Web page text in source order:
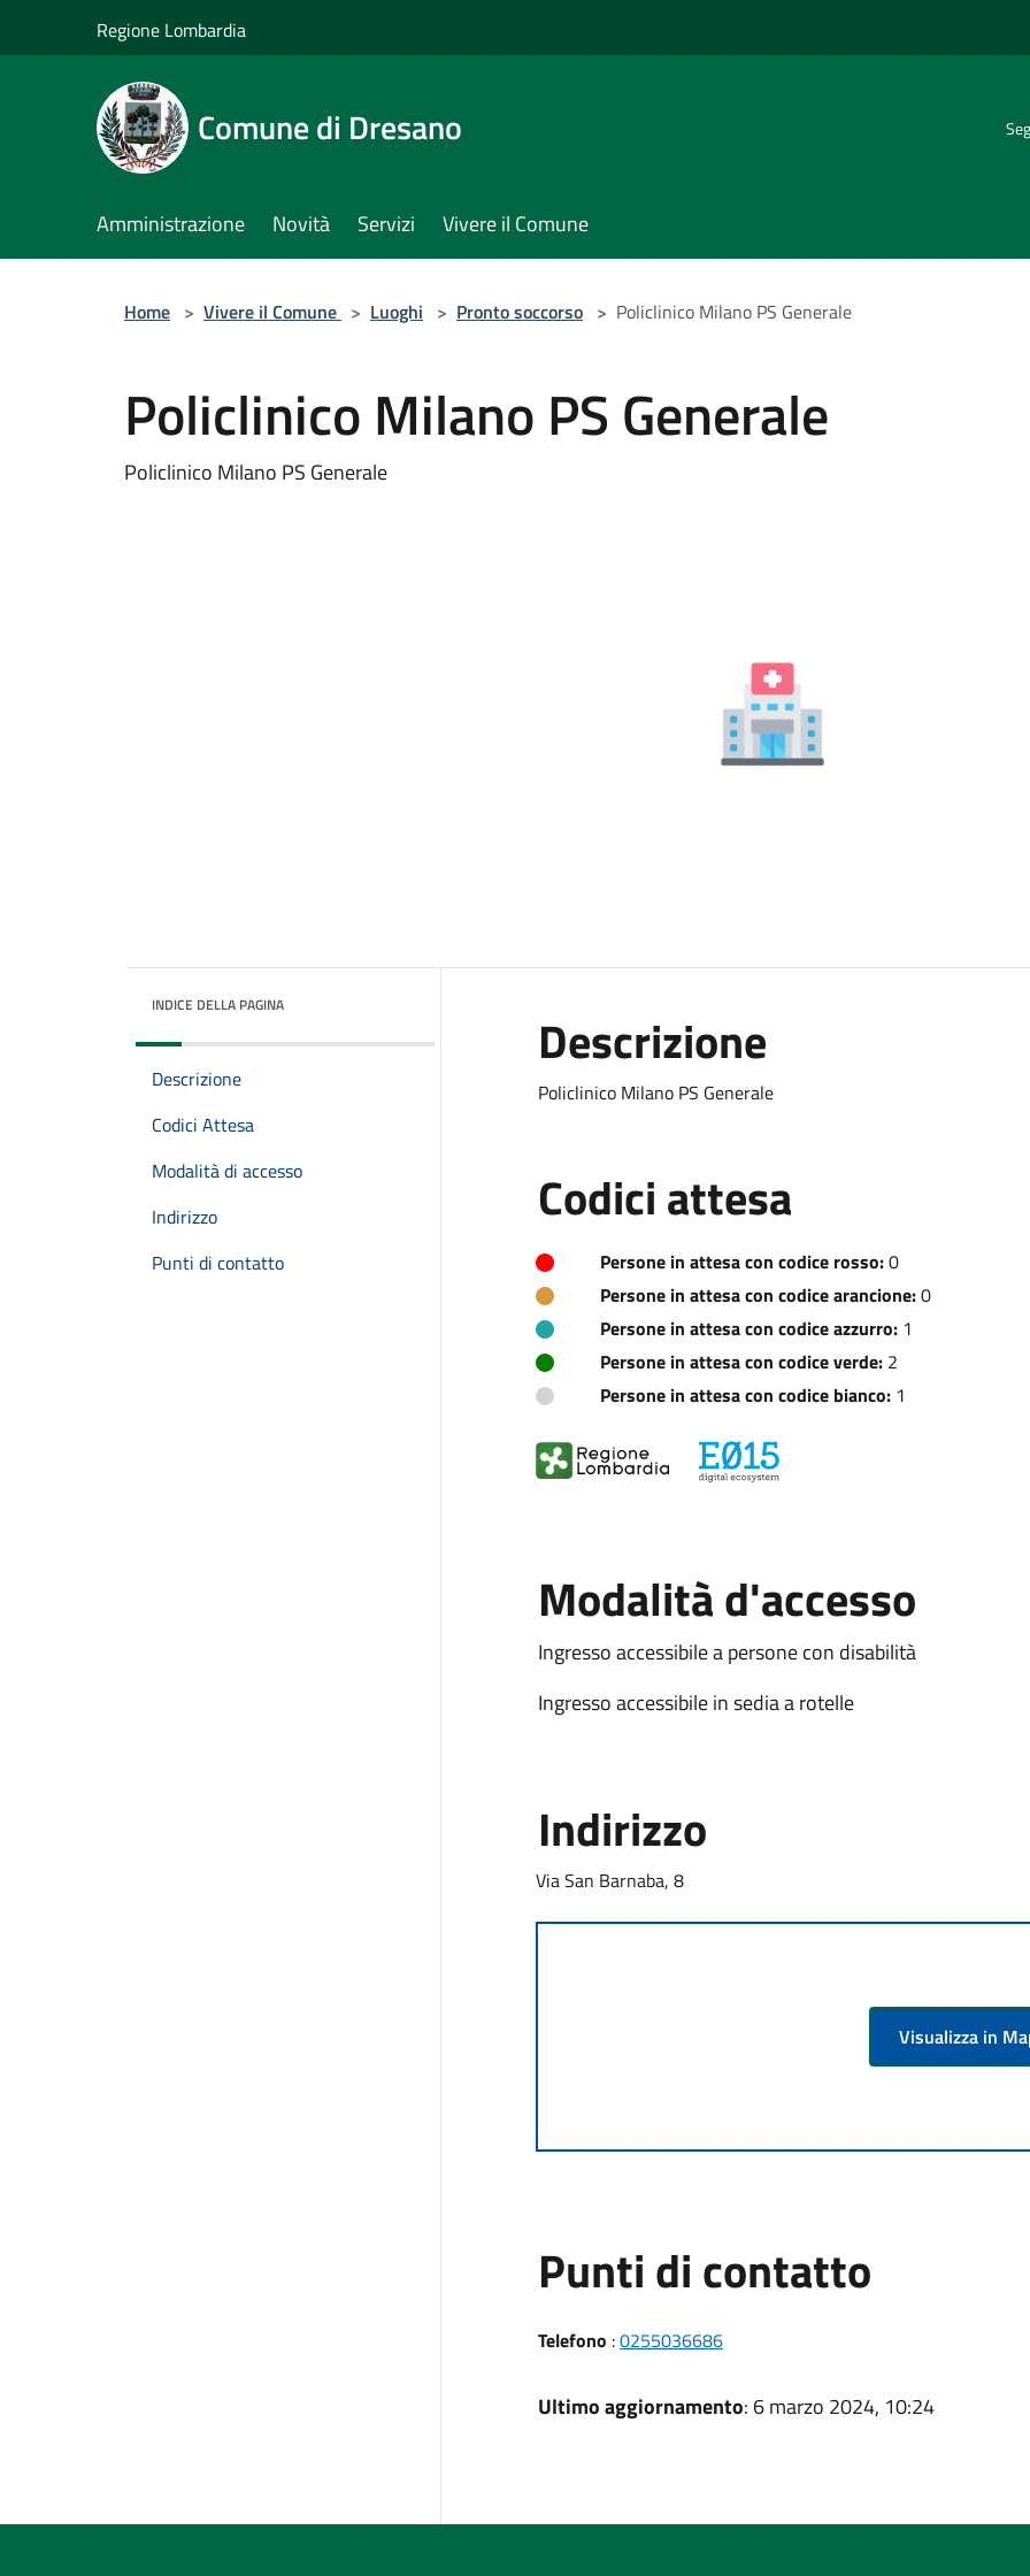
Regione Lombardia
Comune di Dresano
Amministrazione Novità Servizi Vivere il Comune
Home > Vivere il Comune > Luoghi > Pronto soccorso > Policlinico Milano PS Generale
Policlinico Milano PS Generale
Policlinico Milano PS Generale
INDICE DELLA PAGINA
Descrizione
Codici Attesa
Modalità di accesso
Indirizzo
Punti di contatto
Descrizione
Policlinico Milano PS Generale
Codici attesa
Persone in attesa con codice rosso:0
Persone in attesa con codice arancione:0
Persone in attesa con codice azzurro:1
Persone in attesa con codice verde:2
Persone in attesa con codice bianco:1
Modalità d'accesso
Ingresso accessibile a persone con disabilità
Ingresso accessibile in sedia a rotelle
Indirizzo
Via San Barnaba, 8
Visualizza in
Punti di contatto
Telefono :0255036686
Ultimo aggiornamento: 6 marzo 2024, 10:24